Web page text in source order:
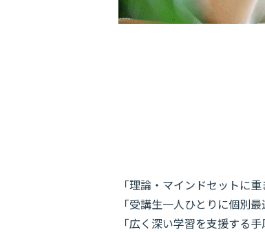
「理論・マインドセットに
「受講生一人ひとりに個別
「広く深い学習を支援する